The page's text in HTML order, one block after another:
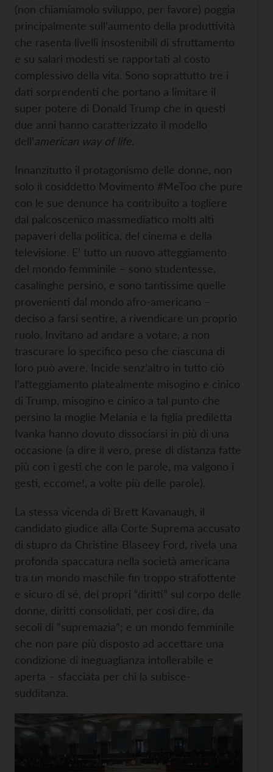
(non chiamiamolo sviluppo, per favore) poggia
principalmente sull’aumento della produttività
che rasenta livelli insostenibili di sfruttamento
e su salari modesti se rapportati al costo
complessivo della vita. Sono soprattutto tre i
dati sorprendenti che portano a limitare il
super potere di Donald Trump che in questi
due anni hanno caratterizzato il modello
dell’american way of life.
Innanzitutto il protagonismo delle donne, non
solo il cosiddetto Movimento #MeToo che pure
con le sue denunce ha contribuito a togliere
dal palcoscenico massmediatico molti alti
papaveri della politica, del cinema e della
televisione. E’ tutto un nuovo atteggiamento
del mondo femminile – sono studentesse,
casalinghe persino, e sono tantissime quelle
provenienti dal mondo afro-americano –
deciso a farsi sentire, a rivendicare un proprio
ruolo. Invitano ad andare a votare, a non
trascurare lo specifico peso che ciascuna di
loro può avere. Incide senz’altro in tutto ciò
l’atteggiamento platealmente misogino e cinico
di Trump, misogino e cinico a tal punto che
persino la moglie Melania e la figlia prediletta
Ivanka hanno dovuto dissociarsi in più di una
occasione (a dire il vero, prese di distanza fatte
più con i gesti che con le parole, ma valgono i
gesti, eccome!, a volte più delle parole).
La stessa vicenda di Brett Kavanaugh, il
candidato giudice alla Corte Suprema accusato
di stupro da Christine Blaseey Ford, rivela una
profonda spaccatura nella società americana
tra un mondo maschile fin troppo strafottente
e sicuro di sé, dei propri “diritti” sul corpo delle
donne, diritti consolidati, per così dire, da
secoli di “supremazia”; e un mondo femminile
che non pare più disposto ad accettare una
condizione di ineguaglianza intollerabile e
aperta – sfacciata per chi la subisce-
sudditanza.